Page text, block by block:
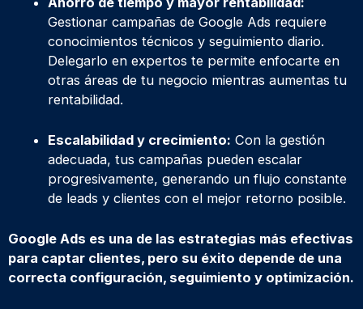
Gestionar campañas de Google Ads requiere
conocimientos técnicos y seguimiento diario.
Delegarlo en expertos te permite enfocarte en
otras áreas de tu negocio mientras aumentas tu
rentabilidad.
Escalabilidad y crecimiento: Con la gestión
adecuada, tus campañas pueden escalar
progresivamente, generando un flujo constante
de leads y clientes con el mejor retorno posible.
Google Ads es una de las estrategias más efectivas
para captar clientes, pero su éxito depende de una
correcta configuración, seguimiento y optimización.